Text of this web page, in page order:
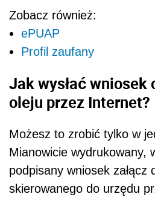
Zobacz również:
ePUAP
Profil zaufany
Jak wysłać wniosek
oleju przez Internet?
Możesz to zrobić tylko w
Mianowicie wydrukowany,
podpisany wniosek załącz
skierowanego do urzędu